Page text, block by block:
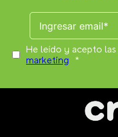
He leído y acepto las
marketing *